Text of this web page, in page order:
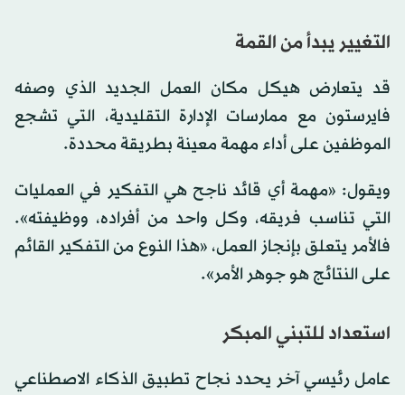
التغيير يبدأ من القمة
قد يتعارض هيكل مكان العمل الجديد الذي وصفه
فايرستون مع ممارسات الإدارة التقليدية، التي تشجع
الموظفين على أداء مهمة معينة بطريقة محددة.
ويقول: «مهمة أي قائد ناجح هي التفكير في العمليات
التي تناسب فريقه، وكل واحد من أفراده، ووظيفته».
فالأمر يتعلق بإنجاز العمل، «هذا النوع من التفكير القائم
على النتائج هو جوهر الأمر».
استعداد للتبني المبكر
عامل رئيسي آخر يحدد نجاح تطبيق الذكاء الاصطناعي